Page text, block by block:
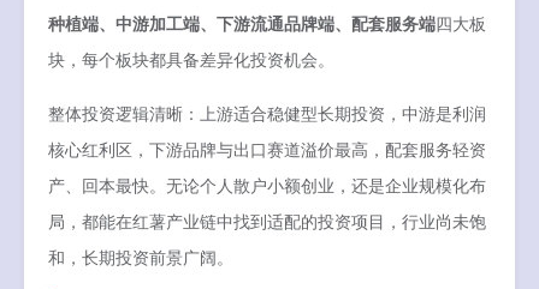
种植端、中游加工端、下游流通品牌端、配套服务端四大板
块，每个板块都具备差异化投资机会。
整体投资逻辑清晰：上游适合稳健型长期投资，中游是利润
核心红利区，下游品牌与出口赛道溢价最高，配套服务轻资
产、回本最快。无论个人散户小额创业，还是企业规模化布
局，都能在红薯产业链中找到适配的投资项目，行业尚未饱
和，长期投资前景广阔。